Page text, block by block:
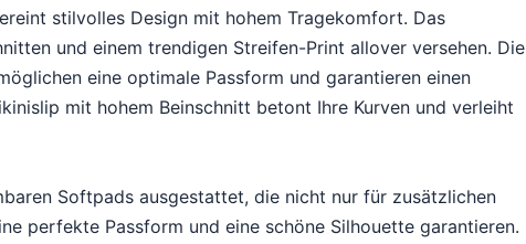
stilvolles Design mit hohem Tragekomfort. Das
und einem trendigen Streifen-Print allover versehen. Die
eine optimale Passform und garantieren einen
mit hohem Beinschnitt betont Ihre Kurven und verleiht
Softpads ausgestattet, die nicht nur für zusätzlichen
perfekte Passform und eine schöne Silhouette garantieren.